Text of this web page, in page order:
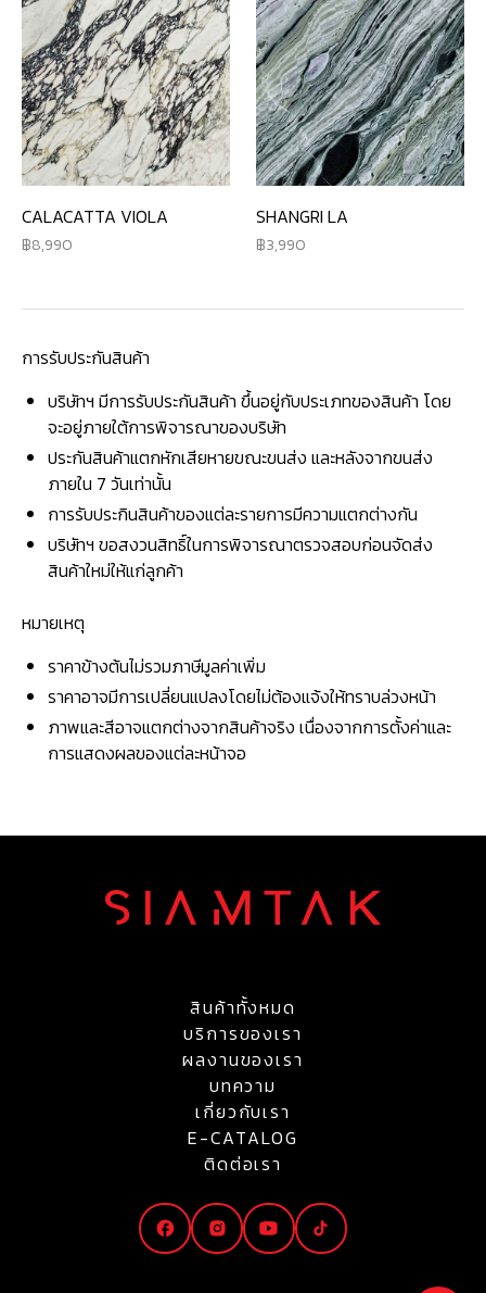
CALACATTA VIOLA
8,990
SHANGRI LA
3,990
การรับประกันสินค้า
บริษัทฯ มีการรับประกันสินค้า ขึ้นอยู่กับประเภทของสินค้า โดย
จะอยู่ภายใต้การพิจารณาของบริษัท
ประกันสินค้าแตกหักเสียหายขณะขนส่ง และหลังจากขนส่ง
ภายใน 7 วันเท่านั้น
การรับประกินสินค้าของแต่ละรายการมีความแตกต่างกัน
บริษัทฯ ขอสงวนสิทธิ์ในการพิจารณาตรวจสอบก่อนจัดส่ง
สินค้าใหม่ให้แก่ลูกค้า
หมายเหตุ
ราคาข้างต้นไม่รวมภาษีมูลค่าเพิ่ม
ราคาอาจมีการเปลี่ยนแปลงโดยไม่ต้องแจ้งให้ทราบล่วงหน้า
ภาพและสีอาจแตกต่างจากสินค้าจริง เนื่องจากการตั้งค่าและ
การแสดงผลของแต่ละหน้าจอ
สินค้าทั้งหมด
บริการของเรา
ผลงานของเรา
บทความ
เกี่ยวกับเรา
E-CATALOG
ติดต่อเรา